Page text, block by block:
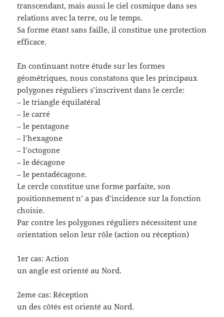
transcendant, mais aussi le ciel cosmique dans ses
relations avec la terre, ou le temps.
Sa forme étant sans faille, il constitue une protection
efficace.
En continuant notre étude sur les formes
géométriques, nous constatons que les principaux
polygones réguliers s’inscrivent dans le cercle:
– le triangle équilatéral
– le carré
– le pentagone
– l’hexagone
– l’octogone
– le décagone
– le pentadécagone.
Le cercle constitue une forme parfaite, son
positionnement n’ a pas d’incidence sur la fonction
choisie.
Par contre les polygones réguliers nécessitent une
orientation selon leur rôle (action ou réception)
1er cas: Action
un angle est orienté au Nord.
2eme cas: Réception
un des côtés est orienté au Nord.